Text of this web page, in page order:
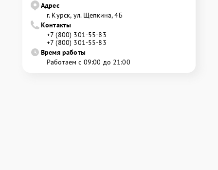
Адрес
г. Курск, ул. Щепкина, 4Б
Контакты
+7 (800) 301-55-83
+7 (800) 301-55-83
Время работы
Работаем с 09:00 до 21:00